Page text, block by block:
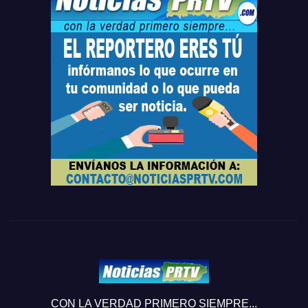
CON LA VERDAD PRIMERO SIEMPRE...